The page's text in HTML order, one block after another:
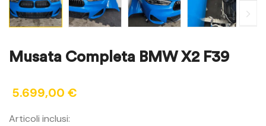
Musata Completa BMW X2 F39
5.699,00 €
Articoli inclusi: